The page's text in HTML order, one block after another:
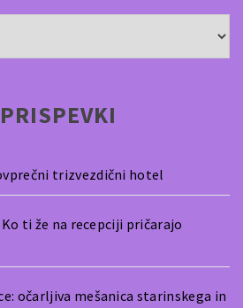
trizvezdični hotel
ti že na recepciji pričarajo
očarljiva mešanica starinskega in